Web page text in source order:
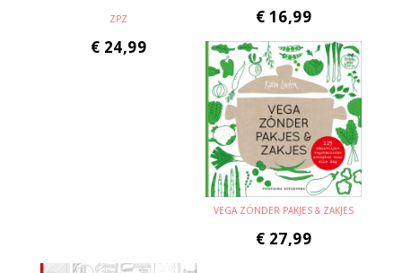
ZPZ
€ 24,99
€ 16,99
VEGA ZÓNDER PAKJES & ZAKJES
€ 27,99